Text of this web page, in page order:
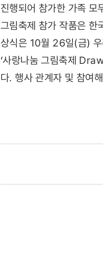
진행되어 참가한 가족 모
그림축제 참가 작품은 한
상식은 10월 26일(금)
‘사랑나눔 그림축제
다. 행사 관계자 및 참여